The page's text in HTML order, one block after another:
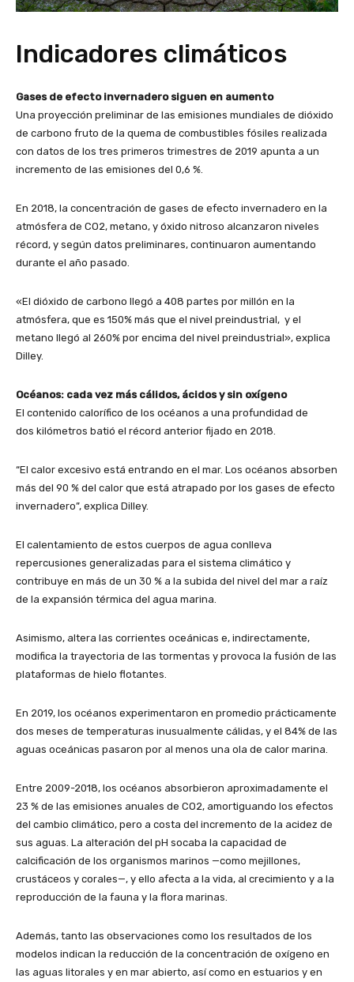
Indicadores climáticos
Gases de efecto invernadero siguen en aumento
Una proyección preliminar de las emisiones mundiales de dióxido
de carbono fruto de la quema de combustibles fósiles realizada
con datos de los tres primeros trimestres de 2019 apunta a un
incremento de las emisiones del 0,6 %.
En 2018, la concentración de gases de efecto invernadero en la
atmósfera de CO2, metano, y óxido nitroso alcanzaron niveles
récord, y según datos preliminares, continuaron aumentando
durante el año pasado.
«El dióxido de carbono llegó a 408 partes por millón en la
atmósfera, que es 150% más que el nivel preindustrial, y el
metano llegó al 260% por encima del nivel preindustrial», explica
Dilley.
Océanos: cada vez más cálidos, ácidos y sin oxígeno
El contenido calorífico de los océanos a una profundidad de
dos kilómetros batió el récord anterior fijado en 2018.
“El calor excesivo está entrando en el mar. Los océanos absorben
más del 90 % del calor que está atrapado por los gases de efecto
invernadero”, explica Dilley.
El calentamiento de estos cuerpos de agua conlleva
repercusiones generalizadas para el sistema climático y
contribuye en más de un 30 % a la subida del nivel del mar a raíz
de la expansión térmica del agua marina.
Asimismo, altera las corrientes oceánicas e, indirectamente,
modifica la trayectoria de las tormentas y provoca la fusión de las
plataformas de hielo flotantes.
En 2019, los océanos experimentaron en promedio prácticamente
dos meses de temperaturas inusualmente cálidas, y el 84% de las
aguas oceánicas pasaron por al menos una ola de calor marina.
Entre 2009-2018, los océanos absorbieron aproximadamente el
23 % de las emisiones anuales de CO2, amortiguando los efectos
del cambio climático, pero a costa del incremento de la acidez de
sus aguas. La alteración del pH socaba la capacidad de
calcificación de los organismos marinos —como mejillones,
crustáceos y corales—, y ello afecta a la vida, al crecimiento y a la
reproducción de la fauna y la flora marinas.
Además, tanto las observaciones como los resultados de los
modelos indican la reducción de la concentración de oxígeno en
las aguas litorales y en mar abierto, así como en estuarios y en